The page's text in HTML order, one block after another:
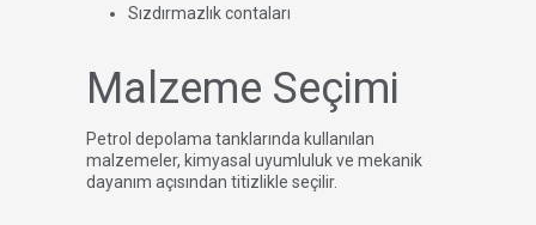
Sızdırmazlık contaları
Malzeme Seçimi
Petrol depolama tanklarında kullanılan
malzemeler, kimyasal uyumluluk ve mekanik
dayanım açısından titizlikle seçilir.